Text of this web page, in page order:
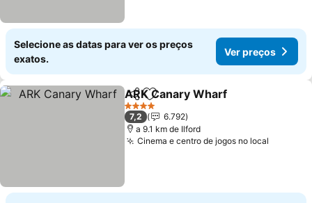
Selecione as datas para ver os preços
exatos.
Ver preços
PartilharAdicionar aos favoritos
ARK Canary Wharf
4 Estrelas
7,2
6.792
a 9.1 km de Ilford
Cinema e centro de jogos no local